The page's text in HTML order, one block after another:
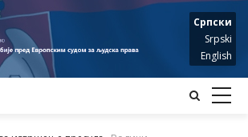
Српски
Srpski
English